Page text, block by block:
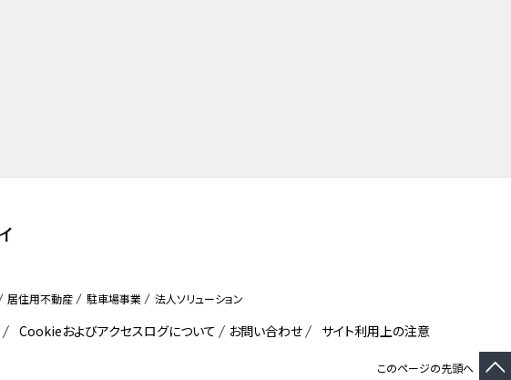
このページの先頭へ
居住用不動産 駐車場事業 法人ソリューション
Cookieおよびアクセスログについて お問い合わせ サイト利用上の注意